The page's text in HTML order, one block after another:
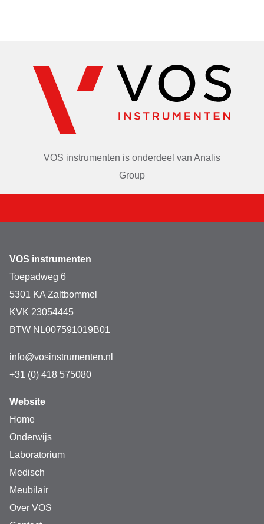
landbouw, aquaria, hydrocultuur en de grafische
industrie. Deze testers hebben een amperometrische
grafiet elektrode die zorgt voor een verbeterde
herhaalbaarheid van metingen, omdat ze niet oxideren.
Een amperometrische meting van EC is gebaseerd op de
wet van Ohm: I = V/R, waarbij R afhankelijk is van de
nauwkeurigheid direct beïnvloedt. DiST® niet-oxiderende
grafietpennen kunnen een optimaal oppervlak bieden
eenvoudig onder in de kalibratieoplossing en de meter
kalibreert automatisch!
Blootliggende temperatuursensor
temperatuursensoren voor snellere reactietijden.
Waterbestendig
Een gemakkelijk afneembaar deksel biedt toegang tot het
batterijvak.
Automatische temperatuurcompensatie (ATC)
Meetstabiliteitsindicator
VOS instrumenten is onderdeel van Analis
Group
VOS instrumenten
Toepadweg 6
5301 KA Zaltbommel
KVK 23054445
BTW NL007591019B01
info@vosinstrumenten.nl
+31 (0) 418 575080
Website
Home
Onderwijs
Laboratorium
Medisch
Meubilair
Over VOS